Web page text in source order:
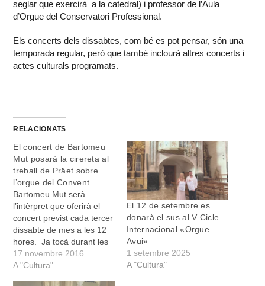
seglar que exercirà a la catedral) i professor de l’Aula
d’Orgue del Conservatori Professional.
Els concerts dels dissabtes, com bé es pot pensar, són una
temporada regular, però que també inclourà altres concerts i
actes culturals programats.
RELACIONATS
El concert de Bartomeu
Mut posarà la cirereta al
treball de Präet sobre
l’orgue del Convent
Bartomeu Mut serà
l’intèrpret que oferirà el
concert previst cada tercer
dissabte de mes a les 12
hores. Ja tocà durant les
festes de Sant Domingo, i
ara torna a Manacor en el
17 novembre 2016
A "Cultura"
El 12 de setembre es
donarà el sus al V Cicle
Internacional «Orgue
Avui»
1 setembre 2025
A "Cultura"